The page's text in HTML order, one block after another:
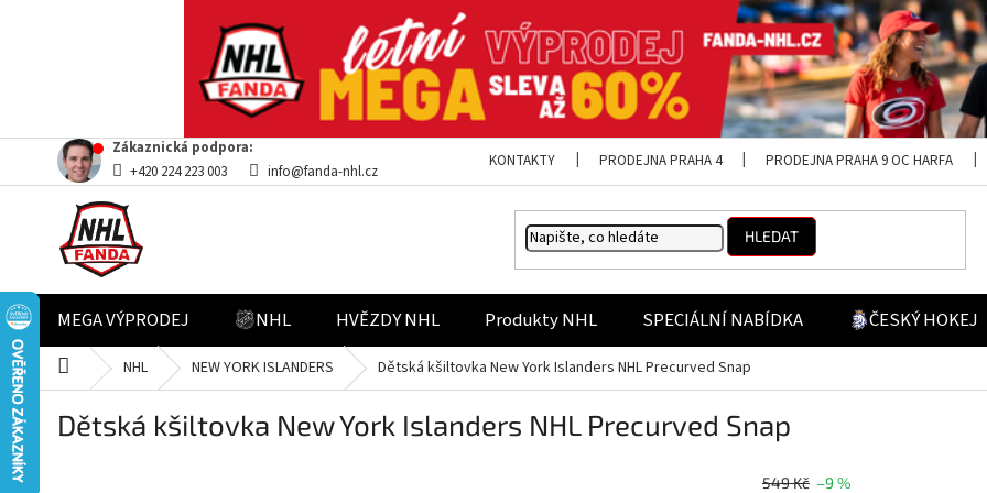
Přejít
obsah
Zákaznická podpora:
+420 224 223 003
info@fanda-nhl.cz
KONTAKTY PRODEJNA PRAHA 4 PRODEJNA PRAHA 9 OC HARFA
HLEDAT
MEGA VÝPRODEJ NHL HVĚZDY NHL Produkty NHL SPECIÁLNÍ NABÍDKA ČESKÝ HOKEJ
Domů NHL NEW YORK ISLANDERS Dětská kšiltovka New York Islanders NHL Precurved Snap
Dětská kšiltovka New York Islanders NHL Precurved Snap
549 Kč –9 %